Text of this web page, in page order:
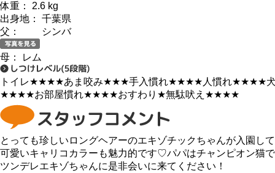
体重： 2.6 kg
出身地： 千葉県
父： シンバ
母： レム
トイレ★★★★あま咬み★★★手入慣れ★★★★ 人慣れ★★★★
★★★★お部屋慣れ★★★★おすわり ★無駄吠え ★★★★
とっても珍しいロングヘアーのエキゾチックちゃんが入園し
可愛いキャリコカラーも魅力的です♡パパはチャンピオン猫
ツンデレエキゾちゃんに是非会いに来てください！